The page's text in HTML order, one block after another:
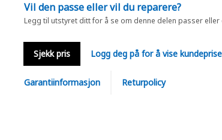
Vil den passe eller vil du reparere?
Legg til utstyret ditt for å se om denne delen passer
Sjekk pris Logg deg på for å vise
Garantiinformasjon Returpolicy